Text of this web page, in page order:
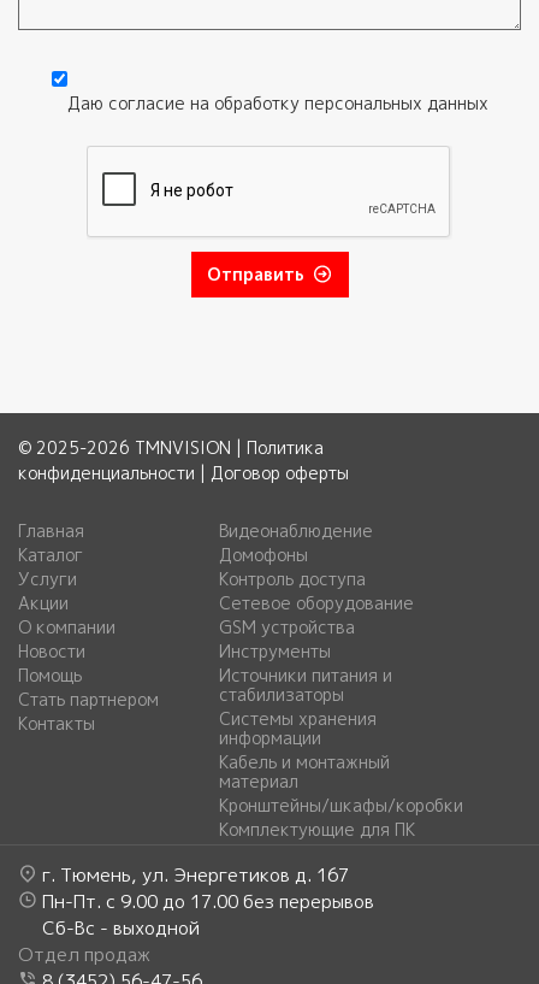
Даю согласие на обработку персональных данных
Отправить
© 2025-2026 TMNVISION | Политика
конфиденциальности | Договор оферты
Главная
Каталог
Услуги
Акции
О компании
Новости
Помощь
Стать партнером
Контакты
Видеонаблюдение
Домофоны
Контроль доступа
Сетевое оборудование
GSM устройства
Инструменты
Источники питания и
стабилизаторы
Системы хранения
информации
Кабель и монтажный
материал
Кронштейны/шкафы/коробки
Комплектующие для ПК
г. Тюмень, ул. Энергетиков д. 167
Пн-Пт. с 9.00 до 17.00 без перерывов
Сб-Вс - выходной
Отдел продаж